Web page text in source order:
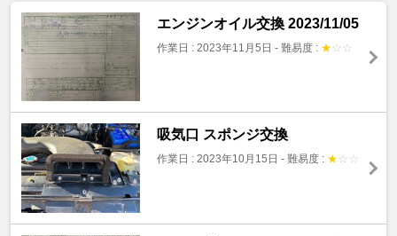
エンジンオイル交換 2023/11/05
作業日 : 2023年11月5日 - 難易度 : ★ ☆ ☆
吸気口 スポンジ交換
作業日 : 2023年10月15日 - 難易度 : ★ ☆ ☆